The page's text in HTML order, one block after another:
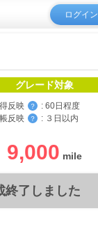
ログイン
グレード対象
反映 ？ : 60日程度
反映
？ : ３日以内
9,000
終了しました